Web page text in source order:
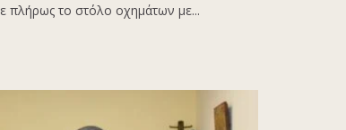
πλήρως το στόλο οχημάτων με...